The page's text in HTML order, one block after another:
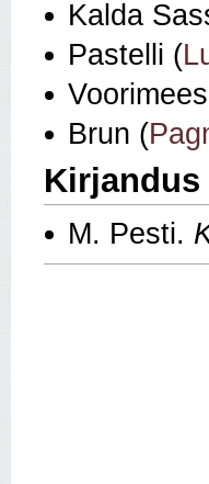
Kalda
Pastelli (
Brun (
Kirjandus
M. Pesti.